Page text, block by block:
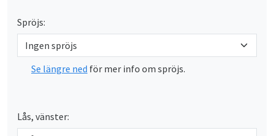
Spröjs:
Se längre ned för mer info om spröjs.
Lås, vänster: